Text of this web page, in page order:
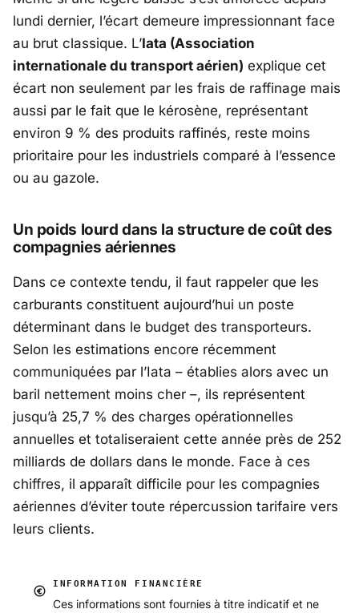
lundi dernier, l’écart demeure impressionnant face
au brut classique. L’Iata (Association
internationale du transport aérien) explique cet
écart non seulement par les frais de raffinage mais
aussi par le fait que le kérosène, représentant
environ 9 % des produits raffinés, reste moins
prioritaire pour les industriels comparé à l’essence
ou au gazole.
Un poids lourd dans la structure de coût des
compagnies aériennes
Dans ce contexte tendu, il faut rappeler que les
carburants constituent aujourd’hui un poste
déterminant dans le budget des transporteurs.
Selon les estimations encore récemment
communiquées par l’Iata – établies alors avec un
baril nettement moins cher –, ils représentent
jusqu’à 25,7 % des charges opérationnelles
annuelles et totaliseraient cette année près de 252
milliards de dollars dans le monde. Face à ces
chiffres, il apparaît difficile pour les compagnies
aériennes d’éviter toute répercussion tarifaire vers
leurs clients.
INFORMATION FINANCIÈRE
Ces informations sont fournies à titre indicatif et ne